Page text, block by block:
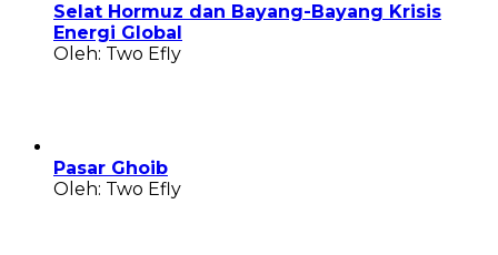
Selat Hormuz dan Bayang-Bayang Krisis
Energi Global
Oleh: Two Efly
Pasar Ghoib
Oleh: Two Efly